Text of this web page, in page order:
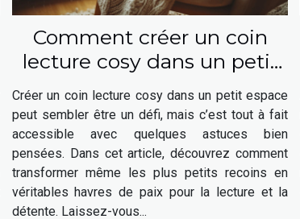
Comment créer un coin
lecture cosy dans un petit
espace
Créer un coin lecture cosy dans un petit espace
peut sembler être un défi, mais c’est tout à fait
accessible avec quelques astuces bien
pensées. Dans cet article, découvrez comment
transformer même les plus petits recoins en
véritables havres de paix pour la lecture et la
détente. Laissez-vous...